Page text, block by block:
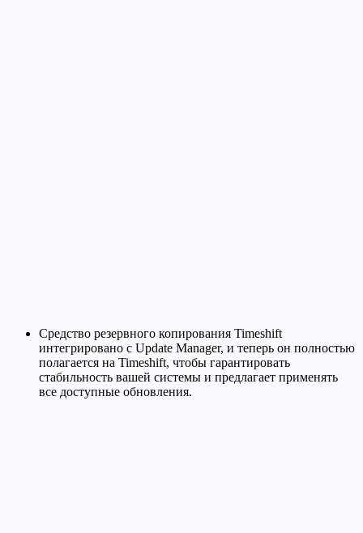
Средство резервного копирования Timeshift
интегрировано с Update Manager, и теперь он полностью
полагается на Timeshift, чтобы гарантировать
стабильность вашей системы и предлагает применять
все доступные обновления.